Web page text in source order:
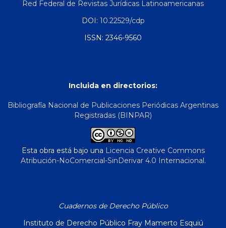
Red Federal de Revistas Jurídicas Latinoamericanas
DOI: 10.22529/cdp
ISSN: 2346-9560
Incluida en directorios:
Bibliografía Nacional de Publicaciones Periódicas Argentinas
Registradas (BINPAR)
Esta obra está bajo una Licencia Creative Commons
Atribución-NoComercial-SinDerivar 4.0 Internacional.
Cuadernos de Derecho Público
Instituto de Derecho Público Fray Mamerto Esquiú